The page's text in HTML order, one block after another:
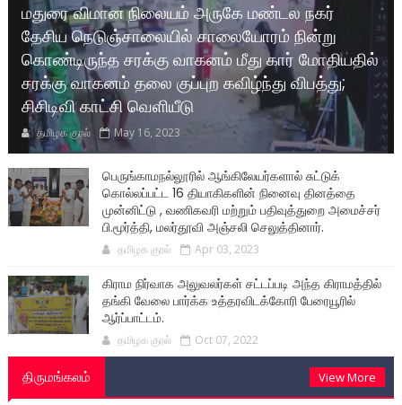
மதுரை விமான நிலையம் அருகே மண்டல நகர்
தேசிய நெடுஞ்சாலையில் சாலையோரம் நின்று
கொண்டிருந்த சரக்கு வாகனம் மீது கார் மோதியதில்
சரக்கு வாகனம் தலை குப்புற கவிழ்ந்து விபத்து;
சிசிடிவி காட்சி வெளியீடு
தமிழக குரல் May 16, 2023
பெருங்காமநல்லூரில் ஆங்கிலேயர்களால் சுட்டுக்
கொல்லப்பட்ட 16 தியாகிகளின் நினைவு தினத்தை
முன்னிட்டு , வணிகவரி மற்றும் பதிவுத்துறை அமைச்சர்
பி.மூர்த்தி, மலர்தூவி அஞ்சலி செலுத்தினார்.
தமிழக குரல் Apr 03, 2023
கிராம நிர்வாக அலுவலர்கள் சட்டப்படி அந்த கிராமத்தில்
தங்கி வேலை பார்க்க உத்தரவிடக்கோரி பேரையூரில்
ஆர்ப்பாட்டம்.
தமிழக குரல் Oct 07, 2022
திருமங்கலம் View More